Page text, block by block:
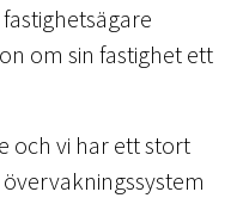
om sin fastighet ett
och vi har ett stort